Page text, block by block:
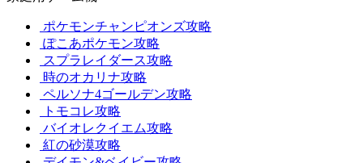
ポケモンチャンピオンズ攻略
ぽこあポケモン攻略
スプラレイダース攻略
時のオカリナ攻略
ペルソナ4ゴールデン攻略
トモコレ攻略
バイオレクイエム攻略
紅の砂漠攻略